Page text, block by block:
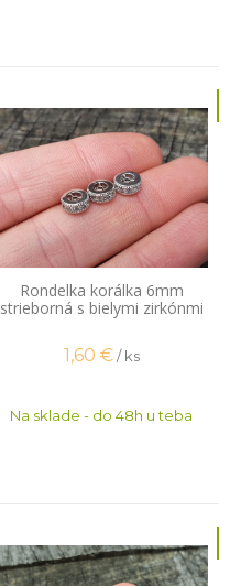
Rondelka korálka 6mm
strieborná s bielymi zirkónmi
1,60 € / ks
Na sklade - do 48h u teba